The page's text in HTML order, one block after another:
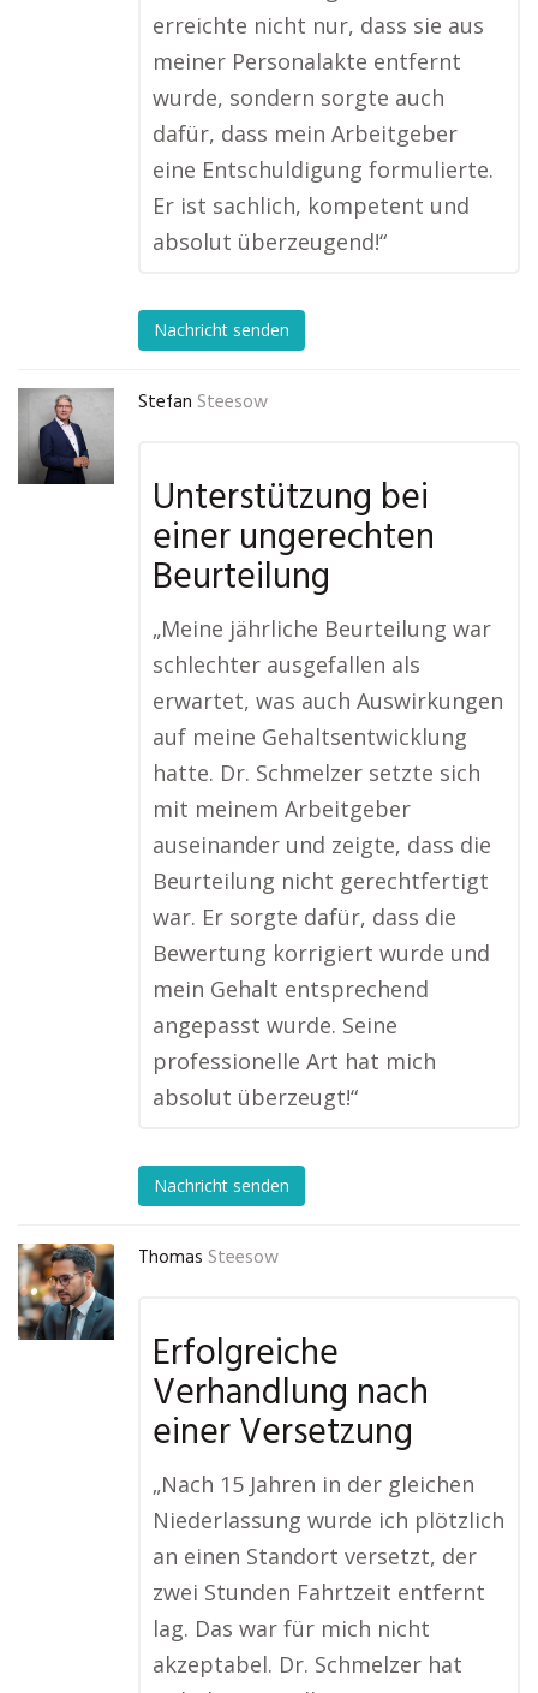
erreichte nicht nur, dass sie aus
meiner Personalakte entfernt
wurde, sondern sorgte auch
dafür, dass mein Arbeitgeber
eine Entschuldigung formulierte.
Er ist sachlich, kompetent und
absolut überzeugend!“
Nachricht senden
Stefan Steesow
Unterstützung bei
einer ungerechten
Beurteilung
„Meine jährliche Beurteilung war
schlechter ausgefallen als
erwartet, was auch Auswirkungen
auf meine Gehaltsentwicklung
hatte. Dr. Schmelzer setzte sich
mit meinem Arbeitgeber
auseinander und zeigte, dass die
Beurteilung nicht gerechtfertigt
war. Er sorgte dafür, dass die
Bewertung korrigiert wurde und
mein Gehalt entsprechend
angepasst wurde. Seine
professionelle Art hat mich
absolut überzeugt!“
Nachricht senden
Thomas Steesow
Erfolgreiche
Verhandlung nach
einer Versetzung
„Nach 15 Jahren in der gleichen
Niederlassung wurde ich plötzlich
an einen Standort versetzt, der
zwei Stunden Fahrtzeit entfernt
lag. Das war für mich nicht
akzeptabel. Dr. Schmelzer hat